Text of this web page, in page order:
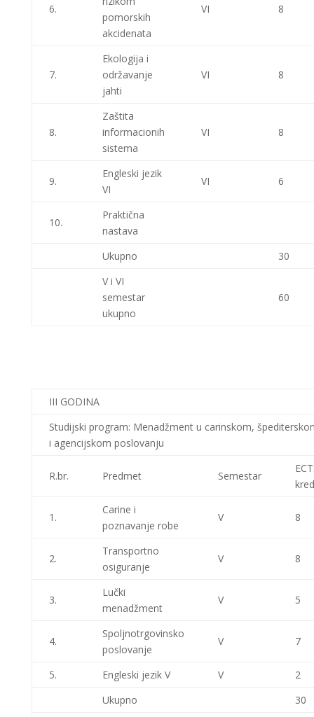
6.
pomorskih
akcidenata
VI 8
7.
Ekologija i
održavanje
jahti
VI 8
8.
Zaštita
informacionih
sistema
VI 8
9.
Engleski jezik
VI
VI 6
10.
Praktična
nastava
Ukupno
30
V i VI
semestar
ukupno
60
III GODINA
Studijski program: Menadžment u carinskom,
i agencijskom poslovanju
R.br. Predmet Semestar
1.
Carine i
poznavanje robe
V 8
2.
Transportno
osiguranje
V 8
3.
Lučki
menadžment
V 5
4.
Spoljnotrgovinsko
poslovanje
V 7
5. Engleski jezik V V
2
Ukupno
30